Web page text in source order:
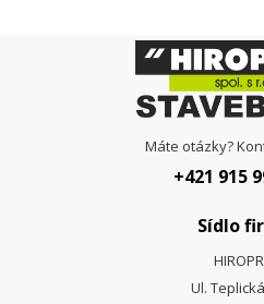
Máte otázky?
+421 915
Sídlo
Ul.